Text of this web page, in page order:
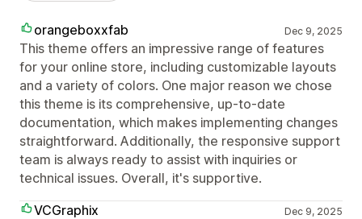
orangeboxxfab Dec 9, 2025
This theme offers an impressive range of features
for your online store, including customizable layouts
and a variety of colors. One major reason we chose
this theme is its comprehensive, up-to-date
documentation, which makes implementing changes
straightforward. Additionally, the responsive support
team is always ready to assist with inquiries or
technical issues. Overall, it's supportive.
VCGraphix
Dec 9, 2025